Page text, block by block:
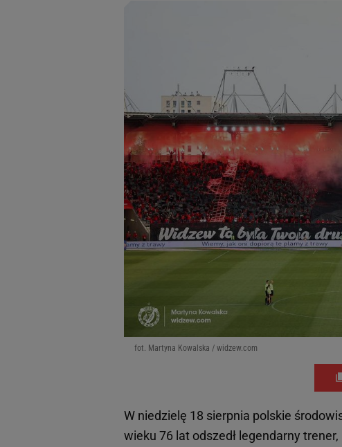
fot. Martyna Kowalska / widzew.com
W niedzielę 18 sierpnia polskie
wieku 76 lat odszedł legendarny trener,